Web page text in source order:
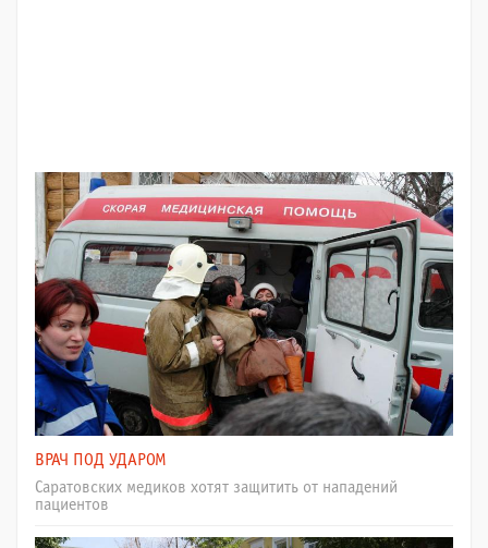
ВРАЧ ПОД УДАРОМ
Саратовских медиков хотят защитить от нападений
пациентов